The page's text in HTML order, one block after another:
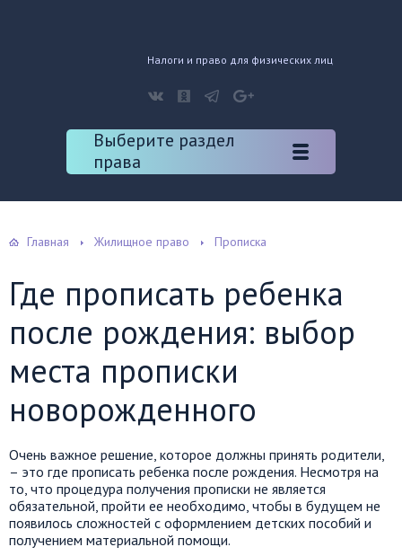
Налоги и право для физических лиц
Выберите раздел
права
Главная Жилищное право Прописка
Где прописать ребенка
после рождения: выбор
места прописки
новорожденного
Очень важное решение, которое должны принять родители,
– это где прописать ребенка после рождения. Несмотря на
то, что процедура получения прописки не является
обязательной, пройти ее необходимо, чтобы в будущем не
появилось сложностей с оформлением детских пособий и
получением материальной помощи.